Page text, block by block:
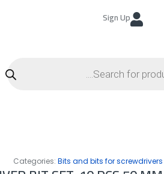
Sign Up
Categories: Bits and bits for screwdrivers